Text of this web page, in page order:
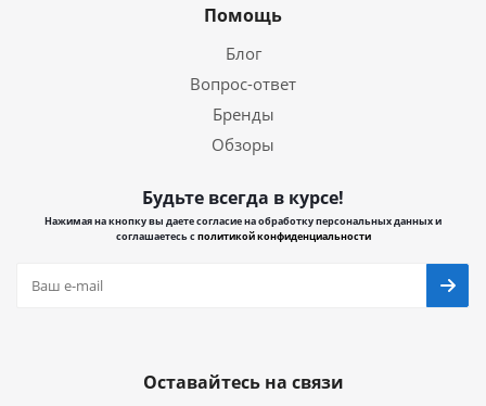
Помощь
Блог
Вопрос-ответ
Бренды
Обзоры
Будьте всегда в курсе!
Нажимая на кнопку вы даете согласие на обработку персональных данных и
соглашаетесь сполитикой конфиденциальности
Оставайтесь на связи